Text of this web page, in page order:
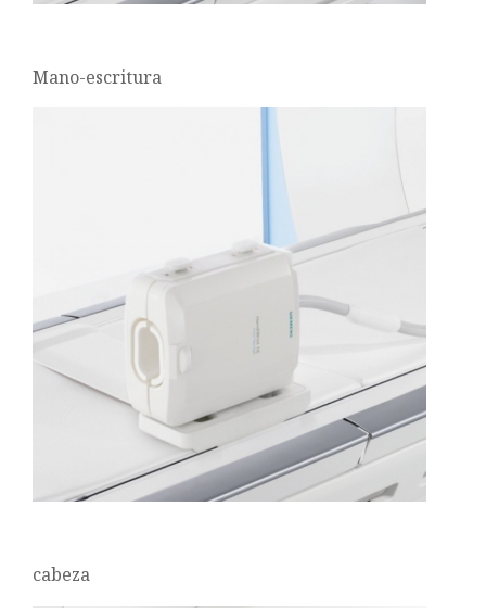
Mano-escritura
cabeza